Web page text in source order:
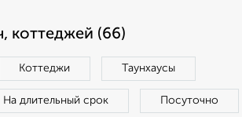
коттеджей (66)
Коттеджи Таунхаусы
На длительный срок Посуточно